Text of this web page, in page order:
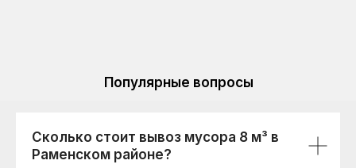
Популярные вопросы
Сколько стоит вывоз мусора 8 м³ в
Раменском районе?
ekoram@mail.ru